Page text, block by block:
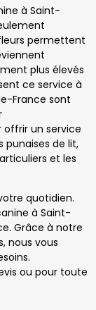
à Saint-
permettent
plus élevés
ce service à
France sont
offrir un service
punaises de lit,
et les
quotidien.
à Saint-
Grâce à notre
nous vous
ou pour toute